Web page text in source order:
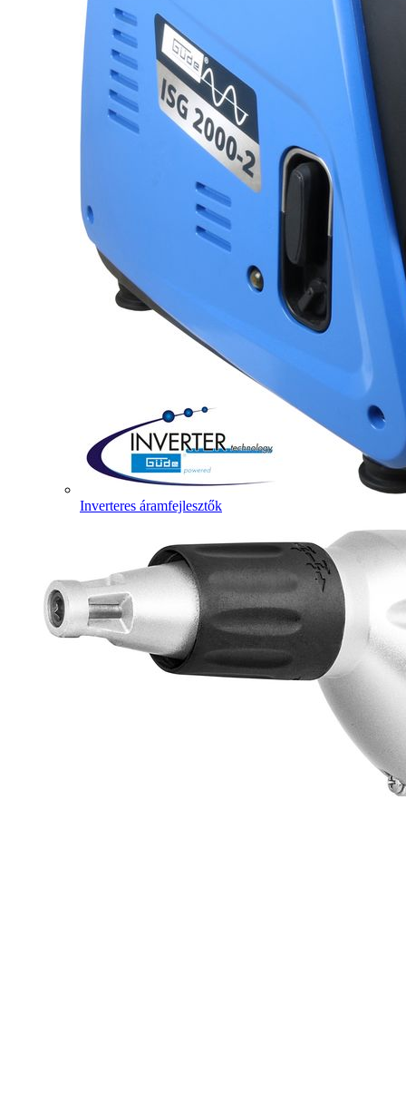
Inverteres áramfejlesztők